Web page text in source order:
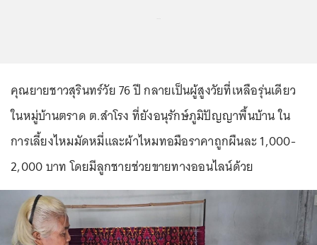
คุณยายชาวสุรินทร์วัย 76 ปี กลายเป็นผู้สูงวัยที่เหลือรุ่นเดียว
ในหมู่บ้านตราด ต.สำโรง ที่ยังอนุรักษ์ภูมิปัญญาพื้นบ้าน ใน
การเลี้ยงไหมมัดหมี่และผ้าไหมทอมือราคาถูกผืนละ 1,000-
2,000 บาท โดยมีลูกชายช่วยขายทางออนไลน์ด้วย